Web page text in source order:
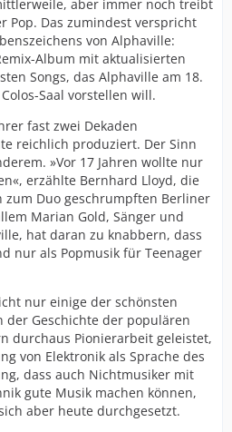
aber immer noch treibt
Pop. Das zumindest verspricht
von Alphaville:
Album mit aktualisierten
Songs, das Alphaville am 18.
Saal vorstellen will.
fast zwei Dekaden
reichlich produziert. Der Sinn
»Vor 17 Jahren wollte nur
erzählte Bernhard Lloyd, die
zum Duo geschrumpften Berliner
Marian Gold, Sänger und
hat daran zu knabbern, dass
nur als Popmusik für Teenager
nur einige der schönsten
der Geschichte der populären
durchaus Pionierarbeit geleistet,
von Elektronik als Sprache des
dass auch Nichtmusiker mit
gute Musik machen können,
aber heute durchgesetzt.